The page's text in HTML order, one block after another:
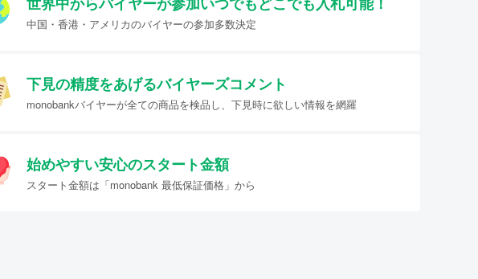
中国・香港・アメリカのバイヤーの参加多数決定
下見の精度をあげるバイヤーズコメント
monobankバイヤーが全ての商品を検品し、下見時に欲しい情報を網羅
始めやすい安心のスタート金額
スタート金額は「monobank 最低保証価格」から